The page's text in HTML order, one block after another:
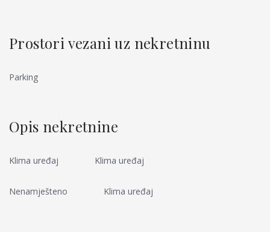
Prostori vezani uz nekretninu
Parking
Opis nekretnine
Klima uređaj Klima uređaj
Nenamješteno Klima uređaj